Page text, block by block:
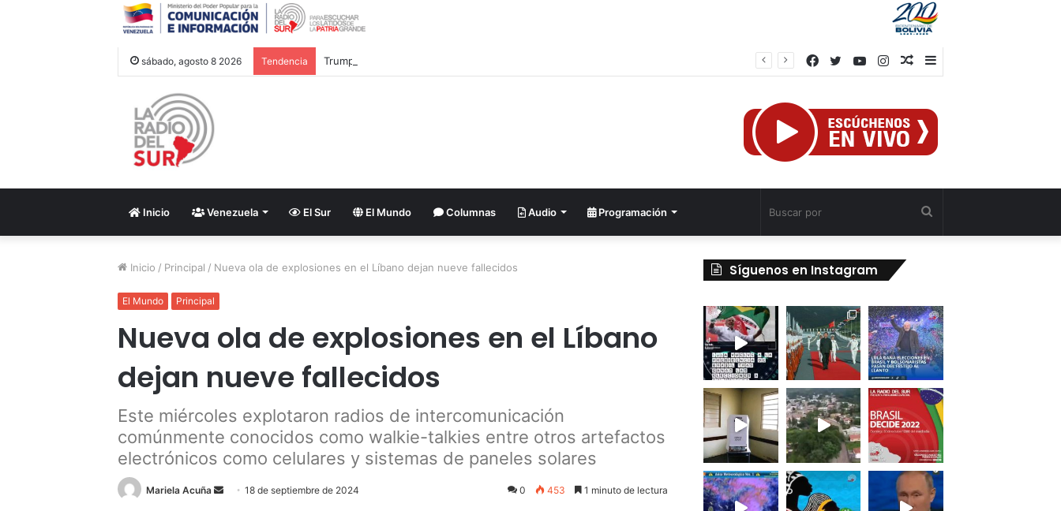
sábado, agosto 8 2026 Tendencia Trump ordena investigar la filtración sobre las reservas de municiones
Barra
Publicación
azar
Instagram
YouTube
Twitter
Facebook
Inicio Venezuela El Sur El Mundo Columnas Audio Programación
Inicio / Principal / Nueva ola de explosiones en el Líbano dejan nueve fallecidos
El Mundo Principal
Nueva ola de explosiones en el Líbano
dejan nueve fallecidos
Este miércoles explotaron radios de intercomunicación
comúnmente conocidos como walkie-talkies entre otros artefactos
electrónicos como celulares y sistemas de paneles solares
Mariela Acuña
Send18 de septiembre de 2024 0 453 1 minuto de lectura
Síguenos en Instagram